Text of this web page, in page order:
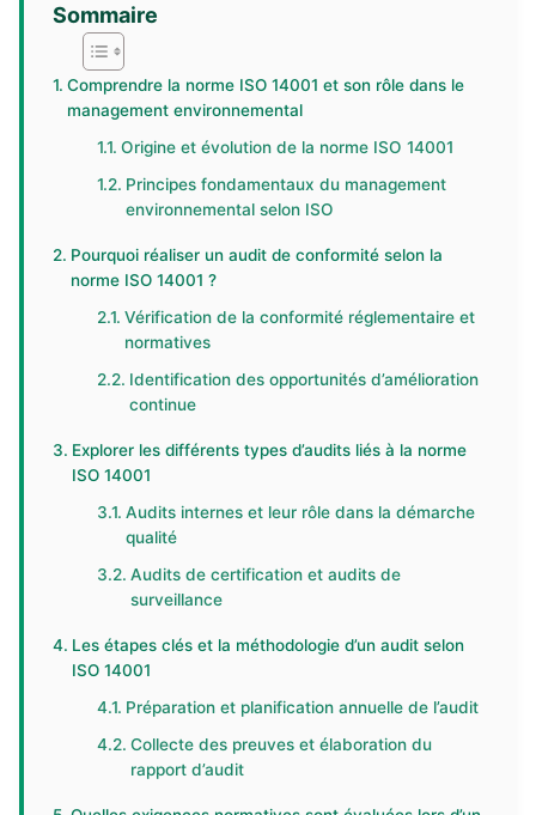
Sommaire
Comprendre la norme ISO 14001 et son rôle dans le
management environnemental
Origine et évolution de la norme ISO 14001
Principes fondamentaux du management
environnemental selon ISO
Pourquoi réaliser un audit de conformité selon la
norme ISO 14001 ?
Vérification de la conformité réglementaire et
normatives
Identification des opportunités d’amélioration
continue
Explorer les différents types d’audits liés à la norme
ISO 14001
Audits internes et leur rôle dans la démarche
qualité
Audits de certification et audits de
surveillance
Les étapes clés et la méthodologie d’un audit selon
ISO 14001
Préparation et planification annuelle de l’audit
Collecte des preuves et élaboration du
rapport d’audit